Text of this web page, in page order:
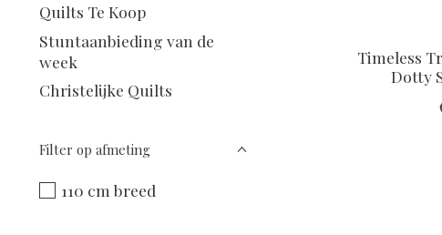
Quilts Te Koop
Stuntaanbieding van de
week
Christelijke Quilts
Filter op afmeting
110 cm breed
Timeless
Dotty